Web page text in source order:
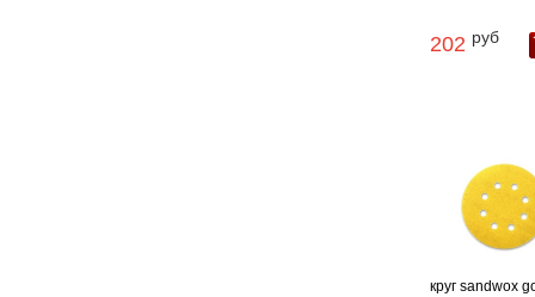
202 руб
круг sandwox